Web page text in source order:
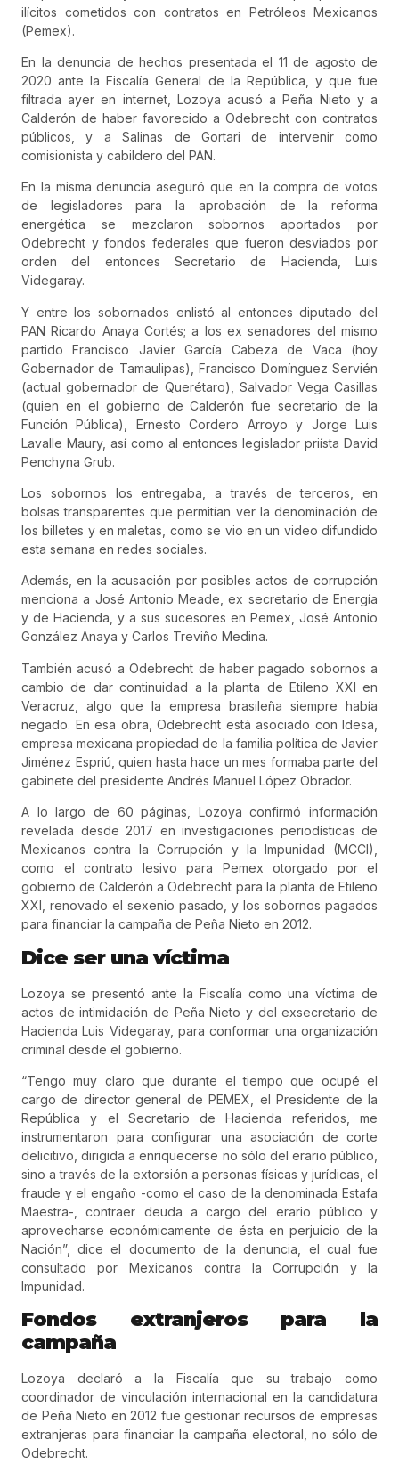
ilícitos cometidos con contratos en Petróleos Mexicanos
(Pemex).
En la denuncia de hechos presentada el 11 de agosto de
2020 ante la Fiscalía General de la República, y que fue
filtrada ayer en internet, Lozoya acusó a Peña Nieto y a
Calderón de haber favorecido a Odebrecht con contratos
públicos, y a Salinas de Gortari de intervenir como
comisionista y cabildero del PAN.
En la misma denuncia aseguró que en la compra de votos
de legisladores para la aprobación de la reforma
energética se mezclaron sobornos aportados por
Odebrecht y fondos federales que fueron desviados por
orden del entonces Secretario de Hacienda, Luis
Videgaray.
Y entre los sobornados enlistó al entonces diputado del
PAN Ricardo Anaya Cortés; a los ex senadores del mismo
partido Francisco Javier García Cabeza de Vaca (hoy
Gobernador de Tamaulipas), Francisco Domínguez Servién
(actual gobernador de Querétaro), Salvador Vega Casillas
(quien en el gobierno de Calderón fue secretario de la
Función Pública), Ernesto Cordero Arroyo y Jorge Luis
Lavalle Maury, así como al entonces legislador priísta David
Penchyna Grub.
Los sobornos los entregaba, a través de terceros, en
bolsas transparentes que permitían ver la denominación de
los billetes y en maletas, como se vio en un video difundido
esta semana en redes sociales.
Además, en la acusación por posibles actos de corrupción
menciona a José Antonio Meade, ex secretario de Energía
y de Hacienda, y a sus sucesores en Pemex, José Antonio
González Anaya y Carlos Treviño Medina.
También acusó a Odebrecht de haber pagado sobornos a
cambio de dar continuidad a la planta de Etileno XXI en
Veracruz, algo que la empresa brasileña siempre había
negado. En esa obra, Odebrecht está asociado con Idesa,
empresa mexicana propiedad de la familia política de Javier
Jiménez Espriú, quien hasta hace un mes formaba parte del
gabinete del presidente Andrés Manuel López Obrador.
A lo largo de 60 páginas, Lozoya confirmó información
revelada desde 2017 en investigaciones periodísticas de
Mexicanos contra la Corrupción y la Impunidad (MCCI),
como el contrato lesivo para Pemex otorgado por el
gobierno de Calderón a Odebrecht para la planta de Etileno
XXI, renovado el sexenio pasado, y los sobornos pagados
para financiar la campaña de Peña Nieto en 2012.
Dice ser una víctima
Lozoya se presentó ante la Fiscalía como una víctima de
actos de intimidación de Peña Nieto y del exsecretario de
Hacienda Luis Videgaray, para conformar una organización
criminal desde el gobierno.
“Tengo muy claro que durante el tiempo que ocupé el
cargo de director general de PEMEX, el Presidente de la
República y el Secretario de Hacienda referidos, me
instrumentaron para configurar una asociación de corte
delicitivo, dirigida a enriquecerse no sólo del erario público,
sino a través de la extorsión a personas físicas y jurídicas, el
fraude y el engaño -como el caso de la denominada Estafa
Maestra-, contraer deuda a cargo del erario público y
aprovecharse económicamente de ésta en perjuicio de la
Nación”, dice el documento de la denuncia, el cual fue
consultado por Mexicanos contra la Corrupción y la
Impunidad.
Fondos extranjeros para la
campaña
Lozoya declaró a la Fiscalía que su trabajo como
coordinador de vinculación internacional en la candidatura
de Peña Nieto en 2012 fue gestionar recursos de empresas
extranjeras para financiar la campaña electoral, no sólo de
Odebrecht.